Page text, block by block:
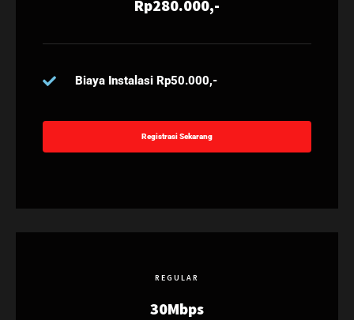
Rp280.000,-
Biaya Instalasi Rp50.000,-
Registrasi Sekarang
REGULAR
30Mbps